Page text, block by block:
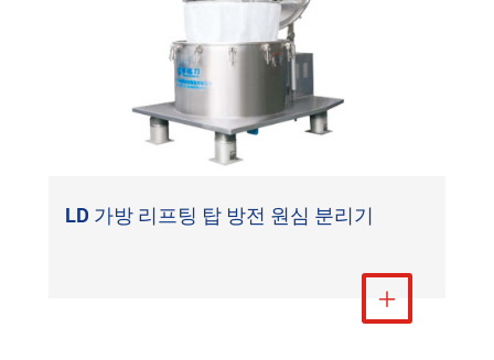
XJZ 최고 일시 중단 원심 분리기
더 보기
